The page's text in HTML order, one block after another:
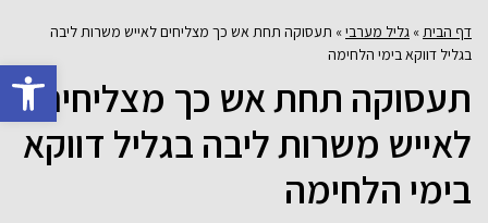
פתח
דף הבית » גליל מערבי» תעסוקה תחת אש כך מצליחים לאייש משרות ליבה
בגליל דווקא בימי הלחימה
תעסוקה תחת אש כך מצליחים
לאייש משרות ליבה בגליל דווקא
בימי הלחימה